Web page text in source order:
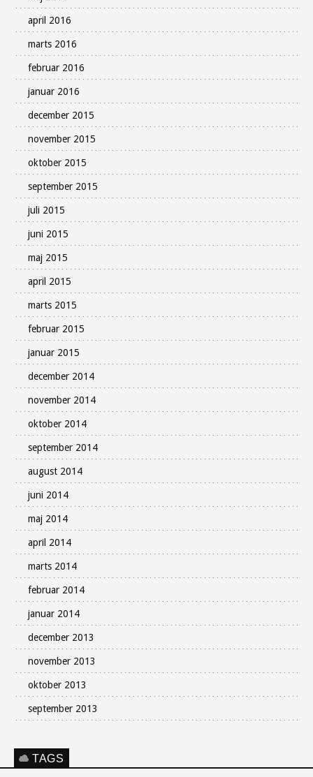
april 2016
marts 2016
februar 2016
januar 2016
december 2015
november 2015
oktober 2015
september 2015
juli 2015
juni 2015
maj 2015
april 2015
marts 2015
februar 2015
januar 2015
december 2014
november 2014
oktober 2014
september 2014
august 2014
juni 2014
maj 2014
april 2014
marts 2014
februar 2014
januar 2014
december 2013
november 2013
oktober 2013
september 2013
TAGS